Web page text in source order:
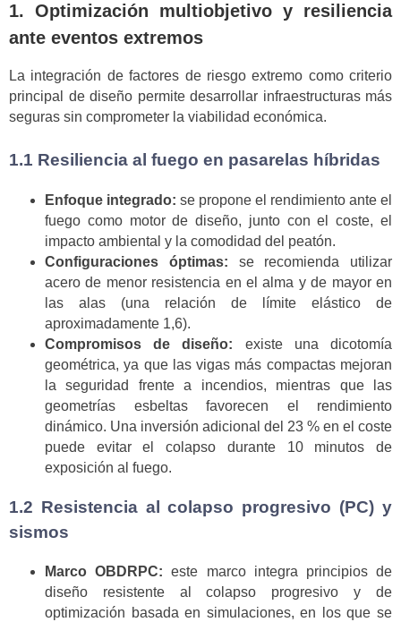
1. Optimización multiobjetivo y resiliencia
ante eventos extremos
La integración de factores de riesgo extremo como criterio
principal de diseño permite desarrollar infraestructuras más
seguras sin comprometer la viabilidad económica.
1.1 Resiliencia al fuego en pasarelas híbridas
Enfoque integrado: se propone el rendimiento ante el
fuego como motor de diseño, junto con el coste, el
impacto ambiental y la comodidad del peatón.
Configuraciones óptimas: se recomienda utilizar
acero de menor resistencia en el alma y de mayor en
las alas (una relación de límite elástico de
aproximadamente 1,6).
Compromisos de diseño: existe una dicotomía
geométrica, ya que las vigas más compactas mejoran
la seguridad frente a incendios, mientras que las
geometrías esbeltas favorecen el rendimiento
dinámico. Una inversión adicional del 23 % en el coste
puede evitar el colapso durante 10 minutos de
exposición al fuego.
1.2 Resistencia al colapso progresivo (PC) y
sismos
Marco OBDRPC: este marco integra principios de
diseño resistente al colapso progresivo y de
optimización basada en simulaciones, en los que se